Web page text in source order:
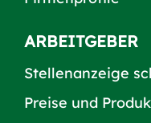
ARBEITGEBER
Stellenanzeige
Preise und